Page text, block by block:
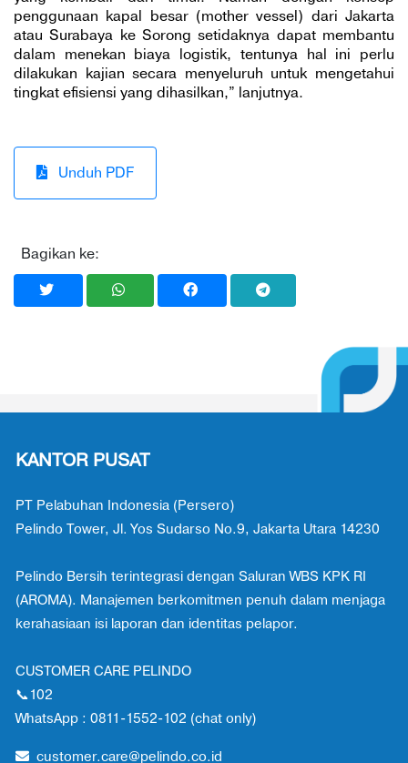
penggunaan kapal besar (mother vessel) dari Jakarta
atau Surabaya ke Sorong setidaknya dapat membantu
dalam menekan biaya logistik, tentunya hal ini perlu
dilakukan kajian secara menyeluruh untuk mengetahui
tingkat efisiensi yang dihasilkan,” lanjutnya.
Unduh PDF
Bagikan ke:
KANTOR PUSAT
PT Pelabuhan Indonesia (Persero)
Pelindo Tower, Jl. Yos Sudarso No.9, Jakarta Utara 14230
Pelindo Bersih terintegrasi dengan Saluran WBS KPK RI
(AROMA). Manajemen berkomitmen penuh dalam menjaga
kerahasiaan isi laporan dan identitas pelapor.
CUSTOMER CARE PELINDO
📞102
WhatsApp : 0811-1552-102 (chat only)
customer.care@pelindo.co.id